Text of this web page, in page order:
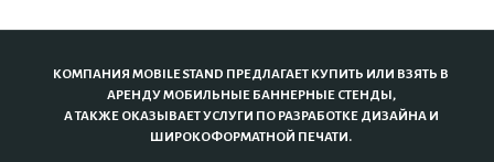
КОМПАНИЯ MOBILE STAND ПРЕДЛАГАЕТ КУПИТЬ ИЛИ ВЗЯТЬ В
АРЕНДУ МОБИЛЬНЫЕ БАННЕРНЫЕ СТЕНДЫ,
А ТАКЖЕ ОКАЗЫВАЕТ УСЛУГИ ПО РАЗРАБОТКЕ ДИЗАЙНА И
ШИРОКОФОРМАТНОЙ ПЕЧАТИ.